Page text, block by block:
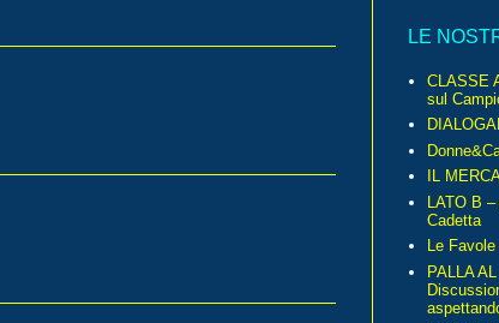
LE
CLASSE
sul
IL
LATO B
Cadetta
Le
PALLA